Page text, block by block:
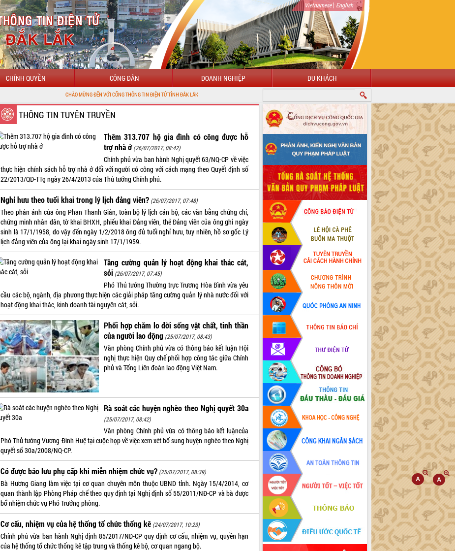
Vietnamese| English
CHÍNH QUYỀN CÔNG DÂN DOANH NGHIỆP DU KHÁCH
CHÀO MỪNG ĐẾN VỚI CỔNG THÔNG TIN ĐIỆN TỬ TỈNH ĐẮK LẮK
THÔNG TIN TUYÊN TRUYỀN
Thêm 313.707 hộ gia đình có công được hỗ
trợ nhà ở (26/07/2017, 08:42)
Chính phủ vừa ban hành Nghị quyết 63/NQ-CP về việc
thực hiện chính sách hỗ trợ nhà ở đối với người có công với cách mạng theo Quyết định số
22/2013/QĐ-TTg ngày 26/4/2013 của Thủ tướng Chính phủ.
Nghỉ hưu theo tuổi khai trong lý lịch đảng viên? (26/07/2017, 07:48)
Theo phản ánh của ông Phan Thanh Giản, toàn bộ lý lịch cán bộ, các văn bằng chứng chỉ,
chứng minh nhân dân, tờ khai BHXH, phiếu khai Đảng viên, thẻ Đảng viên của ông ghi ngày
sinh là 17/1/1958, do vậy đến ngày 1/2/2018 ông đủ tuổi nghỉ hưu, tuy nhiên, hồ sơ gốc Lý
lịch đảng viên của ông lại khai ngày sinh 17/1/1959.
Tăng cường quản lý hoạt động khai thác cát,
sỏi (26/07/2017, 07:45)
Phó Thủ tướng Thường trực Trương Hòa Bình vừa yêu
cầu các bộ, ngành, địa phương thực hiện các giải pháp tăng cường quản lý nhà nước đối với
hoạt động khai thác, kinh doanh tài nguyên cát, sỏi.
Phối hợp chăm lo đời sống vật chất, tinh thần
của người lao động (25/07/2017, 08:43)
Văn phòng Chính phủ vừa có thông báo kết luận Hội
nghị thực hiện Quy chế phối hợp công tác giữa Chính
phủ và Tổng Liên đoàn lao động Việt Nam.
Rà soát các huyện nghèo theo Nghị quyết 30a
(25/07/2017, 08:42)
Văn phòng Chính phủ vừa có thông báo kết luậncủa
Phó Thủ tướng Vương Đình Huệ tại cuộc họp về việc xem xét bổ sung huyện nghèo theo Nghị
quyết số 30a/2008/NQ-CP.
Có được bảo lưu phụ cấp khi miễn nhiệm chức vụ? (25/07/2017, 08:39)
Bà Hương Giang làm việc tại cơ quan chuyên môn thuộc UBND tỉnh. Ngày 15/4/2014, cơ
quan thành lập Phòng Pháp chế theo quy định tại Nghị định số 55/2011/NĐ-CP và bà được
bổ nhiệm chức vụ Phó Trưởng phòng.
Cơ cấu, nhiệm vụ của hệ thống tổ chức thống kê (24/07/2017, 10:23)
Chính phủ vừa ban hành Nghị định 85/2017/NĐ-CP quy định cơ cấu, nhiệm vụ, quyền hạn
của hệ thống tổ chức thống kê tập trung và thống kê bộ, cơ quan ngang bộ.